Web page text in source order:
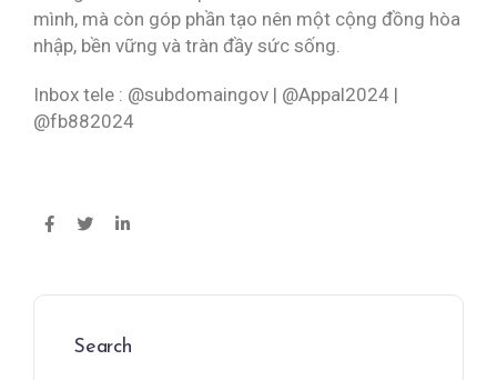
mình, mà còn góp phần tạo nên một cộng đồng hòa
nhập, bền vững và tràn đầy sức sống.
Inbox tele : @subdomaingov | @Appal2024 |
@fb882024
Search